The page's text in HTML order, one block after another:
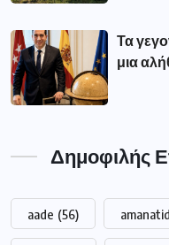
Τα
μια
Δημοφιλής
aade (56)